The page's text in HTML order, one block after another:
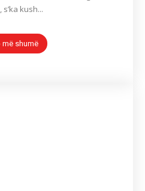
s’ka kush...
më shumë